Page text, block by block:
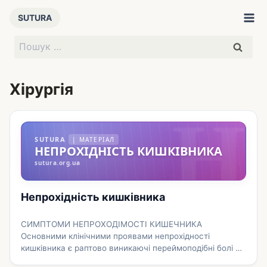
SUTURA
Пошук:
Хірургія Н
SUTURA | МАТЕРІАЛ
НЕПРОХІДНІСТЬ КИШКІВНИКА
sutura.org.ua
Непрохідність кишківника
СИМПТОМИ НЕПРОХОДІМОСТІ КИШЕЧНИКА
Основними клінічними проявами непрохідності
кишківника є раптово виникаючі переймоподібні болі в